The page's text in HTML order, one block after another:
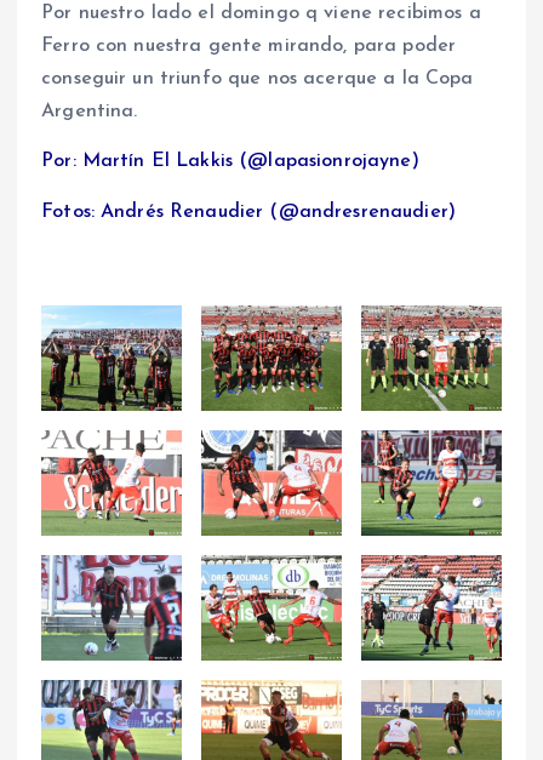
Por nuestro lado el domingo q viene recibimos a
Ferro con nuestra gente mirando, para poder
conseguir un triunfo que nos acerque a la Copa
Argentina.
Por: Martín El Lakkis (@lapasionrojayne)
Fotos: Andrés Renaudier (@andresrenaudier)